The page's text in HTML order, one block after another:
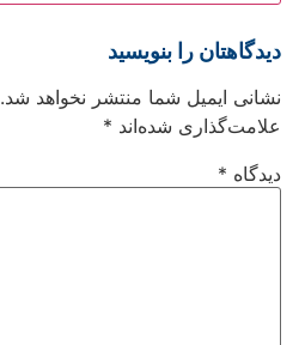
دیدگاهتان را بنویسید
نشانی ایمیل شما منتشر نخواهد شد.
علامت‌گذاری شده‌اند *
دیدگاه *